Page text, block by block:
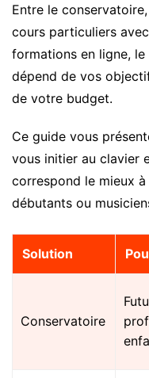
Entre le
cours particuliers
formations en ligne,
dépend de vos
de votre budget.
Ce guide vous
vous initier au clavier
correspond le mieux
débutants ou
Solution
Conservatoire